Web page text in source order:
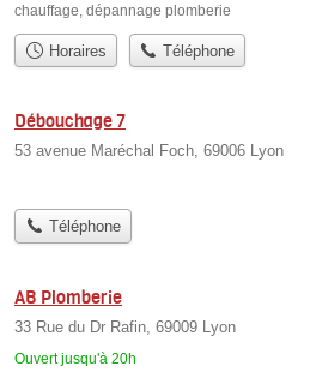
chauffage, dépannage plomberie
Horaires Téléphone
Débouchage 7
53 avenue Maréchal Foch, 69006 Lyon
Téléphone
AB Plomberie
33 Rue du Dr Rafin, 69009 Lyon
Ouvert jusqu'à 20h